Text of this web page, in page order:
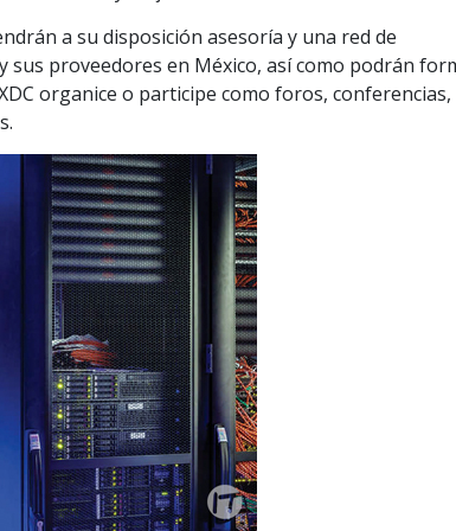
a su disposición asesoría y una red de
sus proveedores en México, así como podrán
organice o participe como foros, conferencias,